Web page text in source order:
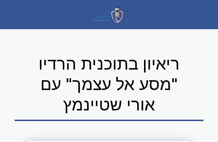
ריאיון בתוכנית הרדיו
"מסע אל עצמך" עם
אורי שטיינמץ